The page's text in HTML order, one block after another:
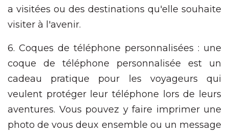
a visitées ou des destinations qu'elle souhaite
visiter à l'avenir.
6. Coques de téléphone personnalisées : une
coque de téléphone personnalisée est un
cadeau pratique pour les voyageurs qui
veulent protéger leur téléphone lors de leurs
aventures. Vous pouvez y faire imprimer une
photo de vous deux ensemble ou un message